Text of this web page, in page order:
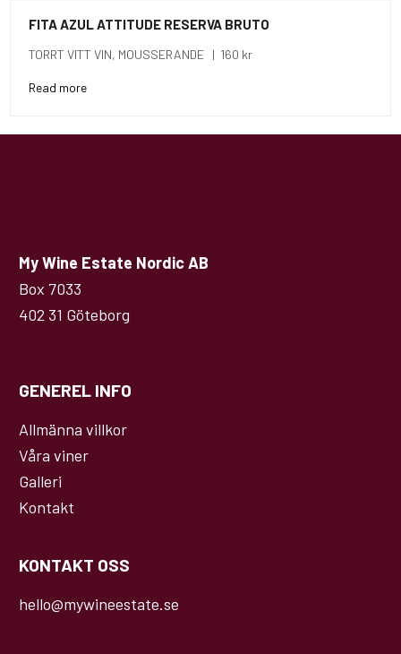
FITA AZUL ATTITUDE RESERVA BRUTO
TORRT VITT VIN, MOUSSERANDE | 160 kr
Read more
My Wine Estate Nordic AB
Box 7033
402 31 Göteborg
GENEREL INFO
Allmänna villkor
Våra viner
Galleri
Kontakt
KONTAKT OSS
hello@mywineestate.se